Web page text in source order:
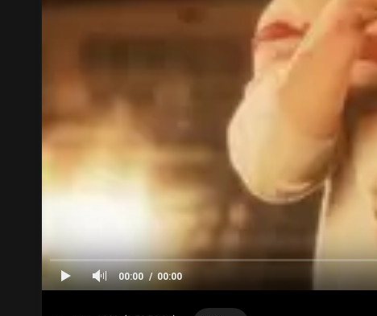
00:00 00:00